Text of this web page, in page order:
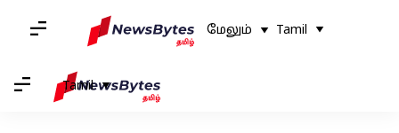
மேலும் Tamil
Tamil